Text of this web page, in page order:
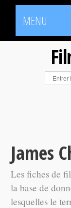
MENU
James
Les fiches de
la base de
lesquelles le